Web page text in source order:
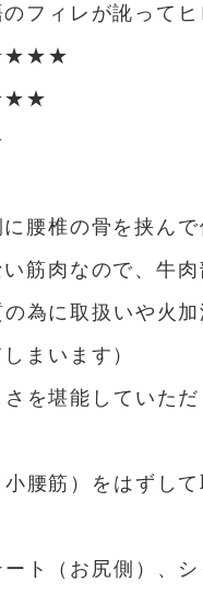
フィレが訛って
腰椎の骨を挟ん
筋肉なので、牛
為に取扱いや火
まいます）
を堪能していた
腰筋）をはずし
ト（お尻側）、